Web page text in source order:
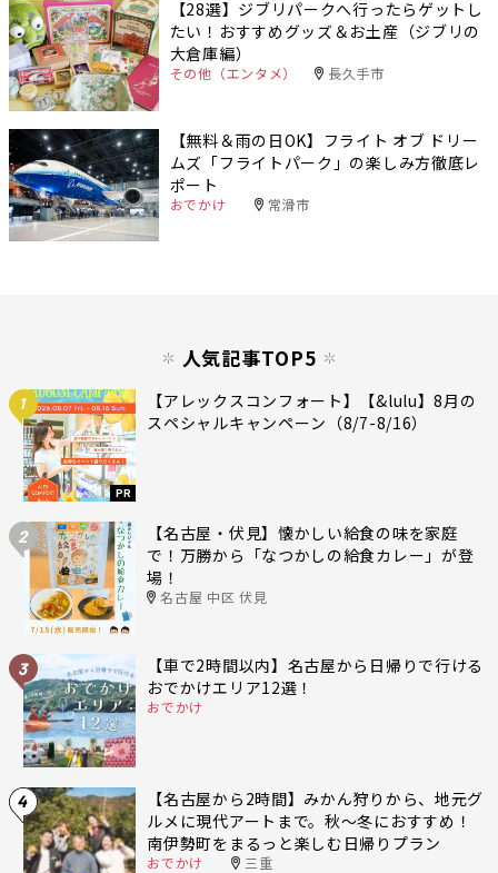
【28選】ジブリパークへ行ったらゲットし
たい！おすすめグッズ＆お土産（ジブリの
大倉庫編）
その他（エンタメ） 長久手市
【無料＆雨の日OK】フライト オブ ドリー
ムズ「フライトパーク」の楽しみ方徹底レ
ポート
おでかけ 常滑市
人気記事TOP5
1
PR
【アレックスコンフォート】【&lulu】8月の
スペシャルキャンペーン（8/7-8/16）
2
【名古屋・伏見】懐かしい給食の味を家庭
で！万勝から「なつかしの給食カレー」が登
場！
名古屋 中区 伏見
3
【車で2時間以内】名古屋から日帰りで行ける
おでかけエリア12選！
おでかけ
4
【名古屋から2時間】みかん狩りから、地元グ
ルメに現代アートまで。秋〜冬におすすめ！
南伊勢町をまるっと楽しむ日帰りプラン
おでかけ 三重